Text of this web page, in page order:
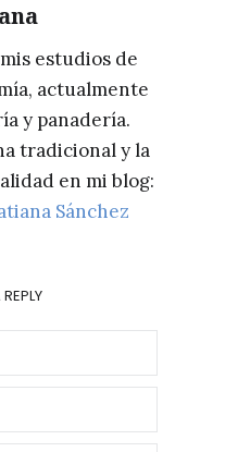
estudios de
actualmente
y panadería.
tradicional y la
en mi blog:
Sánchez